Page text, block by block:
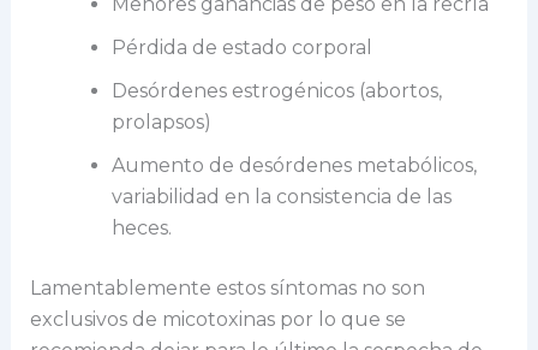
Pérdida de estado corporal
Desórdenes estrogénicos (abortos,
prolapsos)
Aumento de desórdenes metabólicos,
variabilidad en la consistencia de las
heces.
Lamentablemente estos síntomas no son
exclusivos de micotoxinas por lo que se